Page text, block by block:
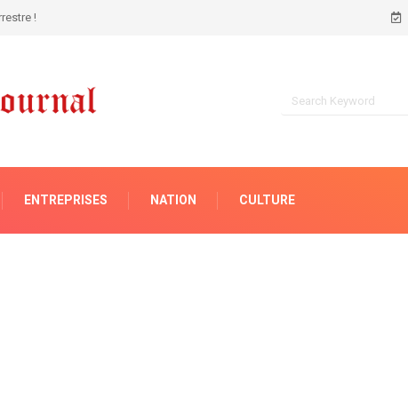
ENTREPRISES NATION CULTURE